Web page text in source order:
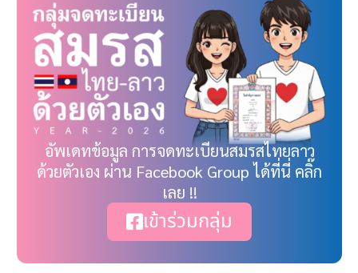
อัพเดทข้อมูล การจดทะเบียนสมรสไทยลาว
ด้วยตัวเอง ผ่าน Facebook Group ได้ที่นี่ คลิ๊ก
เลย !!
เข้าร่วมกลุ่ม